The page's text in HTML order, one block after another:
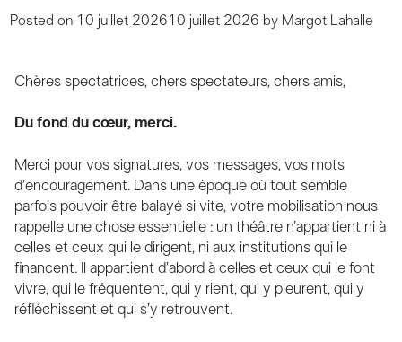
Posted on 10 juillet 202610 juillet 2026 by Margot Lahalle
Chères spectatrices, chers spectateurs, chers amis,
Du fond du cœur, merci.
Merci pour vos signatures, vos messages, vos mots
d’encouragement. Dans une époque où tout semble
parfois pouvoir être balayé si vite, votre mobilisation nous
rappelle une chose essentielle : un théâtre n’appartient ni à
celles et ceux qui le dirigent, ni aux institutions qui le
financent. Il appartient d’abord à celles et ceux qui le font
vivre, qui le fréquentent, qui y rient, qui y pleurent, qui y
réfléchissent et qui s’y retrouvent.